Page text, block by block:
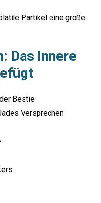
Partikel eine große
Das Innere
Bestie
Versprechen